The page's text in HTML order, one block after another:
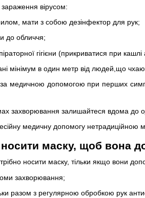
зараження вірусом:
мати з собою дезінфектор для рук;
до обличчя;
гігієни (прикриватися при
мінімум в один метр від людей,що
за медичною допомогою при перших
захворювання залишайтеся вдома до
медичну допомогу нетрадиційною
маску, щоб вона
носити маску, тільки якщо вони
захворювання;
разом з регулярною обробкою рук